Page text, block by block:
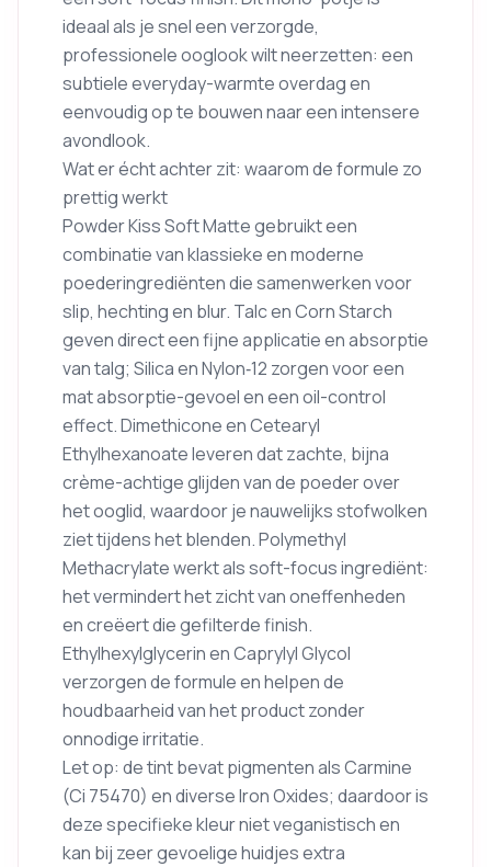
ideaal als je snel een verzorgde,
professionele ooglook wilt neerzetten: een
subtiele everyday-warmte overdag en
eenvoudig op te bouwen naar een intensere
avondlook.
Wat er écht achter zit: waarom de formule zo
prettig werkt
Powder Kiss Soft Matte gebruikt een
combinatie van klassieke en moderne
poederingrediënten die samenwerken voor
slip, hechting en blur. Talc en Corn Starch
geven direct een fijne applicatie en absorptie
van talg; Silica en Nylon‑12 zorgen voor een
mat absorptie-gevoel en een oil-control
effect. Dimethicone en Cetearyl
Ethylhexanoate leveren dat zachte, bijna
crème-achtige glijden van de poeder over
het ooglid, waardoor je nauwelijks stofwolken
ziet tijdens het blenden. Polymethyl
Methacrylate werkt als soft-focus ingrediënt:
het vermindert het zicht van oneffenheden
en creëert die gefilterde finish.
Ethylhexylglycerin en Caprylyl Glycol
verzorgen de formule en helpen de
houdbaarheid van het product zonder
onnodige irritatie.
Let op: de tint bevat pigmenten als Carmine
(Ci 75470) en diverse Iron Oxides; daardoor is
deze specifieke kleur niet veganistisch en
kan bij zeer gevoelige huidjes extra